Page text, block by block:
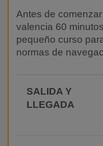
Antes de
valencia 60
pequeño curso
normas de
SALIDA Y
LLEGADA